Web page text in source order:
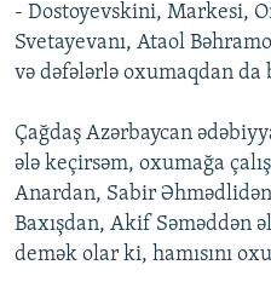
- Dostoyevskini, Markesi,
Svetayevanı, Ataol
və dəfələrlə oxumaqdan da
Çağdaş Azərbaycan
ələ keçirsəm, oxumağa
Anardan, Sabir
Baxışdan, Akif Səməddən
demək olar ki, hamısını